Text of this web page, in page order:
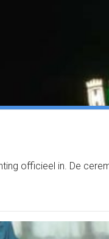
officieel in. De